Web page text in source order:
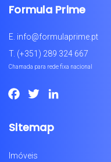
Formula Prime
E. info@formulaprime.pt
T. (+351) 289 324 667
Chamada para rede fixa nacional
Facebook
Twitter
Sitemap
Imóveis